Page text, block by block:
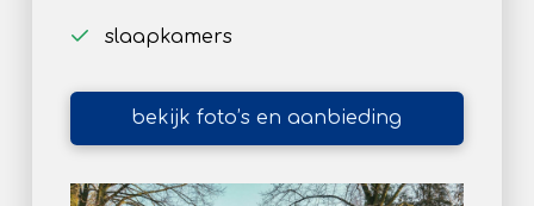
slaapkamers
bekijk foto’s en aanbieding